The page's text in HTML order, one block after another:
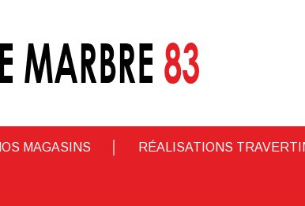
MAGASINS RÉALISATIONS